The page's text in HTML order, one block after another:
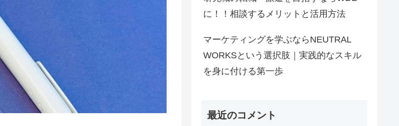
に！！相談するメリットと活用方法
マーケティングを学ぶならNEUTRAL
WORKSという選択肢｜実践的なスキル
を身に付ける第一歩
最近のコメント